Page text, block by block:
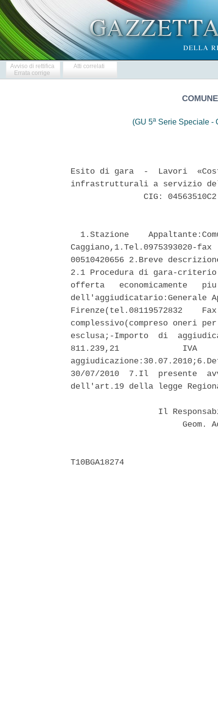
Avviso di rettifica
Errata corrige
Atti correlati
(GU 5a Serie Speciale -
Esito di gara  -  Lavori
infrastrutturali a servizio
CIG:
1.Stazione
Caggiano,1.Tel.0975393020-
00510420656 2.Breve
2.1 Procedura di gara-criterio
offerta   economicamente
dell'aggiudicatario:Generale
Firenze(tel.08119572832
complessivo(compreso oneri
esclusa;-Importo  di
811.239,21             IVA
30/07/2010  7.Il  presente
dell'art.19 della legge
Il
Geom.